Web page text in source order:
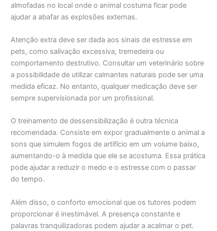
almofadas no local onde o animal costuma ficar pode
ajudar a abafar as explosões externas.
Atenção extra deve ser dada aos sinais de estresse em
pets, como salivação excessiva, tremedeira ou
comportamento destrutivo. Consultar um veterinário sobre
a possibilidade de utilizar calmantes naturais pode ser uma
medida eficaz. No entanto, qualquer medicação deve ser
sempre supervisionada por um profissional.
O treinamento de dessensibilização é outra técnica
recomendada. Consiste em expor gradualmente o animal a
sons que simulem fogos de artifício em um volume baixo,
aumentando-o à medida que ele se acostuma. Essa prática
pode ajudar a reduzir o medo e o estresse com o passar
do tempo.
Além disso, o conforto emocional que os tutores podem
proporcionar é inestimável. A presença constante e
palavras tranquilizadoras podem ajudar a acalmar o pet.